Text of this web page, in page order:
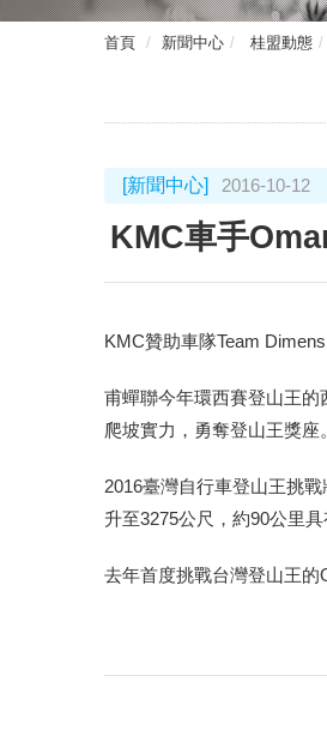
首頁 新聞中心 桂盟動態
[新聞中心] 2016-10-12
KMC車手
KMC贊助車隊Team
甫蟬聯今年環西賽登山王的
爬坡實力，勇奪登山王獎座
2016臺灣自行車登山王挑
升至3275公尺，約90公里
去年首度挑戰台灣登山王